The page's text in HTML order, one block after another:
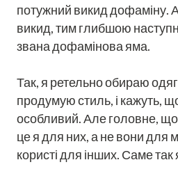
потужний викид дофаміну.
викид, тим глибшою
звана дофамінова яма.
Так, я ретельно обираю
продумую стиль, і кажуть,
особливий. Але головне,
це я для них, а не вони для
користі для інших. Саме